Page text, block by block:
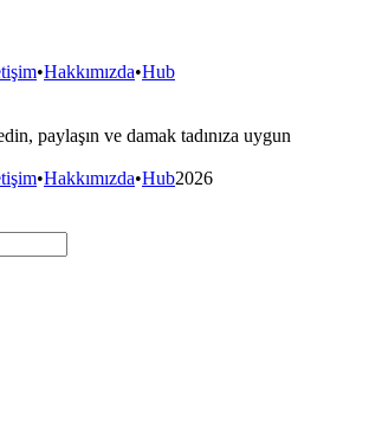
•Hakkımızda•Hub
paylaşın ve damak tadınıza uygun
•Hakkımızda•Hub2026